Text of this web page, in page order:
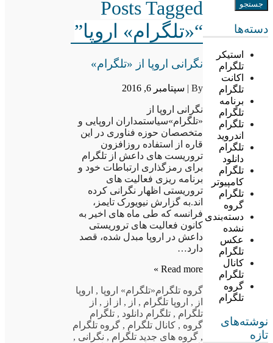
دسته‌ها
استیکر
تلگرام
اکانت
تلگرام
برنامه
تلگرام
تلگرام
اندروید
تلگرام
دانلود
تلگرام
کامپیوتر
تلگرام
گروه
دسته‌بندی
نشده
عکس
تلگرام
کانال
تلگرام
گروه
تلگرام
نوشته‌های
تازه
Posts Tagged
“«تلگرام» اروپا”
نگرانی اروپا از «تلگرام»
By | سپتامبر 6, 2016
نگرانی اروپا از
«تلگرام»سیاستمداران اروپایی و
متخصصان حوزه فناوری در این
قاره از استفاده روزافزون
تروریست های داعش از تلگرام
برای رمزگذاری ارتباطات خود و
برنامه ریزی فعالیت های
تروریستی اظهار نگرانی کرده
اند.به گزارش نیویورک تایمز،
فرانسه که طی ماه های اخیر به
کانون فعالیت های تروریستی
داعش در اروپا مبدل شده، قصد
دارد…
Read more »
گروه تلگرام«تلگرام» اروپا , اروپا
از , اروپا تلگرام , از , از از , از
تلگرام , تلگرام دانلود , تلگرام
گروه , کانال تلگرام , گروه تلگرام
, گروه های جدید تلگرام , نگرانی ,